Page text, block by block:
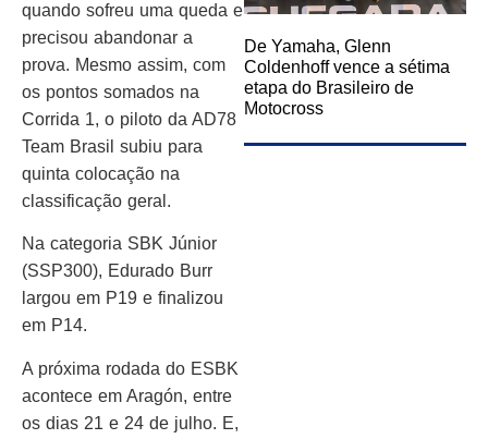
quando sofreu uma queda e
precisou abandonar a
prova. Mesmo assim, com
os pontos somados na
Corrida 1, o piloto da AD78
Team Brasil subiu para
quinta colocação na
classificação geral.
Na categoria SBK Júnior
(SSP300), Edurado Burr
largou em P19 e finalizou
em P14.
A próxima rodada do ESBK
acontece em Aragón, entre
os dias 21 e 24 de julho. E,
De Yamaha, Glenn
Coldenhoff vence a sétima
etapa do Brasileiro de
Motocross